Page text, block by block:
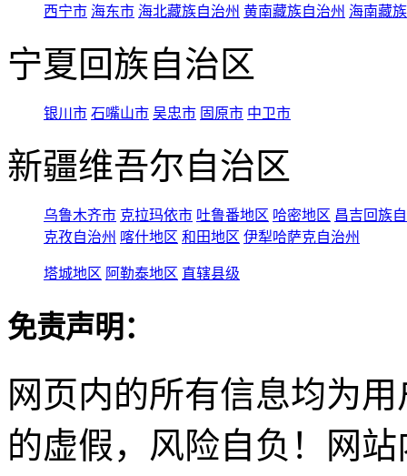
西宁市 海东市 海北藏族自治州 黄南藏族自治州 海南藏
宁夏回族自治区
银川市 石嘴山市 吴忠市 固原市 中卫市
新疆维吾尔自治区
乌鲁木齐市 克拉玛依市 吐鲁番地区 哈密地区 昌吉回族
克孜自治州 喀什地区 和田地区 伊犁哈萨克自治州
塔城地区 阿勒泰地区 直辖县级
免责声明：
网页内的所有信息均为
的虚假，风险自负！网